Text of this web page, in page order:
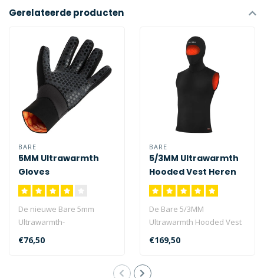
Gerelateerde producten
BARE
5MM Ultrawarmth
Gloves
De nieuwe Bare 5mm
Ultrawarmth-
handschoenen zijn
voorzien van Low Loft
€76,50
BARE
5/3MM Ultrawarmth
Hooded Vest Heren
De Bare 5/3MM
Ultrawarmth Hooded Vest
Heren brengt uw wetsuit
systeem naar een n..
€169,50